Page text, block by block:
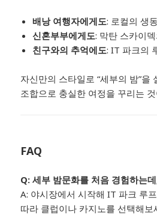
배낭 여행자에게도: 로컬의 생
신혼부부에게도: 막탄 스카이
친구와의 추억에도: IT 파크의
자신만의 스타일로 “세부의 밤”을
조합으로 충실한 여정을 꾸리는
FAQ
Q: 세부 밤문화를 처음 경험하는
A: 야시장에서 시작해 IT 파크 루
따라 클럽이나 카지노를 선택해보